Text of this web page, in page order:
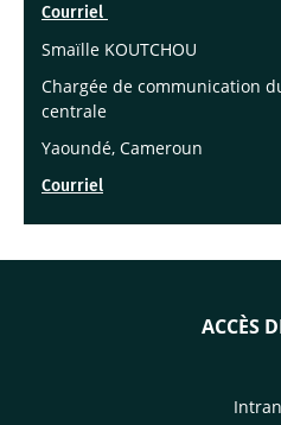
Courriel
Smaïlle KOUTCHOU
Chargée de communication
centrale
Yaoundé, Cameroun
Courriel
ACCÈS